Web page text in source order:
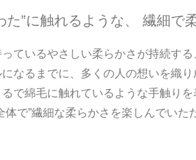
た”に触れるような、 繊細で
ているやさしい柔らかさが持続す
なるまでに、多くの人の想いを織
るで綿毛に触れているような手触り
体で”繊細な柔らかさを楽しんでいた